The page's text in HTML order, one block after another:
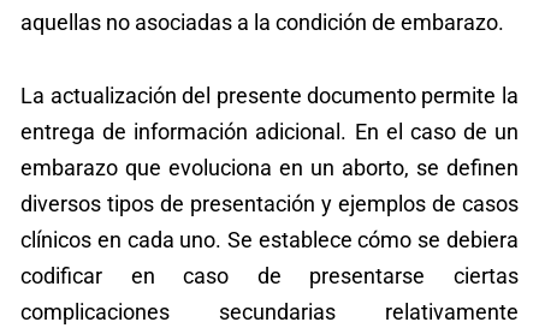
aquellas no asociadas a la condición de embarazo.
La actualización del presente documento permite la
entrega de información adicional. En el caso de un
embarazo que evoluciona en un aborto, se definen
diversos tipos de presentación y ejemplos de casos
clínicos en cada uno. Se establece cómo se debiera
codificar en caso de presentarse ciertas
complicaciones secundarias relativamente